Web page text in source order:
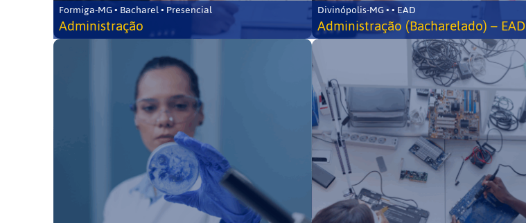
Formiga-MG • Bacharel • Presencial
Administração
Divinópolis-MG • • EAD
Administração (Bacharelado) – EAD